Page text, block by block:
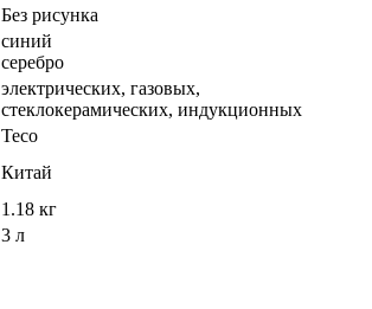
Без рисунка
синий
серебро
электрических, газовых,
стеклокерамических, индукционных
Teco
Китай
1.18 кг
3 л